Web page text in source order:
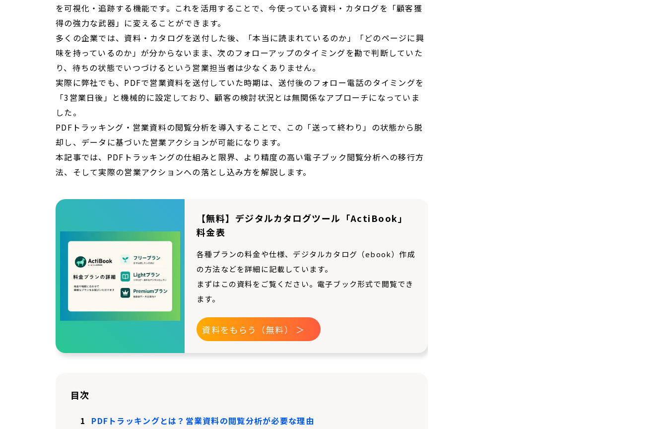
を可視化・追跡する機能です。これを活用することで、今使っている資料・カタログを「顧客獲
得の強力な武器」に変えることができます。
多くの企業では、資料・カタログを送付した後、「本当に読まれているのか」「どのページに興
味を持っているのか」が分からないまま、次のフォローアップのタイミングを勘で判断していた
り、待ちの状態でいつづけるという営業担当者は少なくありません。
実際に弊社でも、PDFで営業資料を送付していた時期は、送付後のフォロー電話のタイミングを
「3営業日後」と機械的に設定しており、顧客の検討状況とは無関係なアプローチになっていま
した。
PDFトラッキング・営業資料の閲覧分析を導入することで、この「送って終わり」の状態から脱
却し、データに基づいた営業アクションが可能になります。
本記事では、PDFトラッキングの仕組みと限界、より精度の高い電子ブック閲覧分析への移行方
法、そして実際の営業アクションへの落とし込み方を解説します。
【無料】デジタルカタログツール「ActiBook」
料金表
各種プランの料金や仕様、デジタルカタログ（ebook）作成
の方法などを詳細に記載しています。
まずはこの資料をご覧ください。電子ブック形式で閲覧でき
ます。
資料をもらう（無料） ＞
目次
1
PDFトラッキングとは？営業資料の閲覧分析が必要な理由